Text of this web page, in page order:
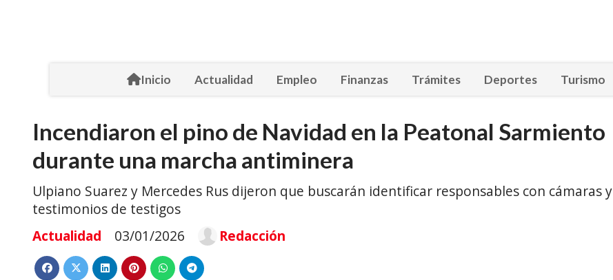
Inicio Actualidad Empleo Finanzas Trámites Deportes Turismo
Incendiaron el pino de Navidad en la Peatonal Sarmiento
durante una marcha antiminera
Ulpiano Suarez y Mercedes Rus dijeron que buscarán identificar responsables con cámaras y
testimonios de testigos
Actualidad
03/01/2026 Redacción